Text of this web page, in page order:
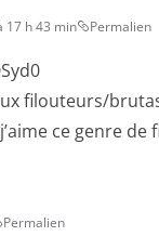
17 h 43 min Permalien
filouteurs/
ce genre
Permalien